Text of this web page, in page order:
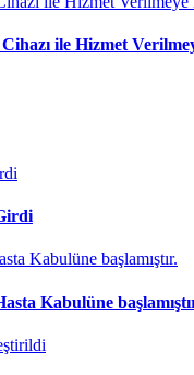
ile Hizmet
Kabulüne